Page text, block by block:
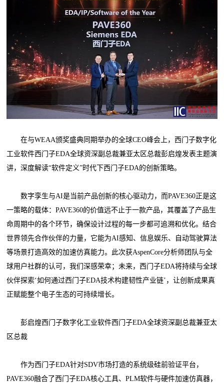
在与WEAA颁奖盛典同期举办的全球CEO峰会上，西门子数字化
工业软件西门子EDA全球资深副总裁兼亚太区总裁彭启煌发表主题演
讲，深度解读“软件定义”时代下西门子EDA的创新策略。
数字孪生与AI是当前产品创新的核心驱动力，而PAVE360正是这
一策略的载体：PAVE360的价值远不止于一款产品，其覆盖了产品生
命周期中的各个环节，确保设计过程的每一步都可追溯和优化。结合
世界领先合作伙伴的力量，它能为AI感知、信息娱乐、自动驾驶算法
等场景打造高效的加速仿真能力。此次获AspenCore分析师团队与全
球用户社群的认可，我们深感荣幸；未来，西门子EDA将持续与全球
伙伴探索‘如何通过西门子EDA技术构建韧性产业链’，让创新成果真
正赋能整个电子生态的可持续增长。
彭启煌西门子数字化工业软件西门子EDA全球资深副总裁兼亚太
区总裁
作为西门子EDA针对SDV市场打造的系统级硅前验证平台，
PAVE360融合了西门子EDA核心工具、PLM软件与硬件加速仿真器，